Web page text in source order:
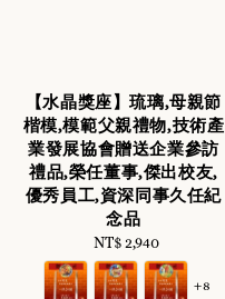
【水晶獎座】琉璃,母親節
楷模,模範父親禮物,技術產
業發展協會贈送企業參訪
禮品,榮任董事,傑出校友,
優秀員工,資深同事久任紀
念品
Regular
price
NT$ 2,940
+8